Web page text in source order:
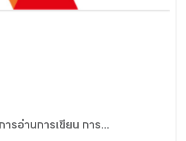
ารอ่านการเขียน การ...